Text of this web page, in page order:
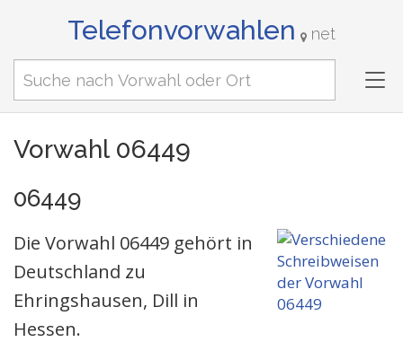
Telefonvorwahlen net
Vorwahl 06449
06449
Die Vorwahl 06449 gehört in
Deutschland zu
Ehringshausen, Dill in
Hessen.